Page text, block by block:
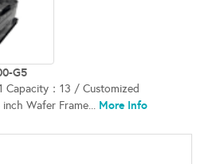
G5
Capacity：13 / Customized
Wafer Frame... More Info